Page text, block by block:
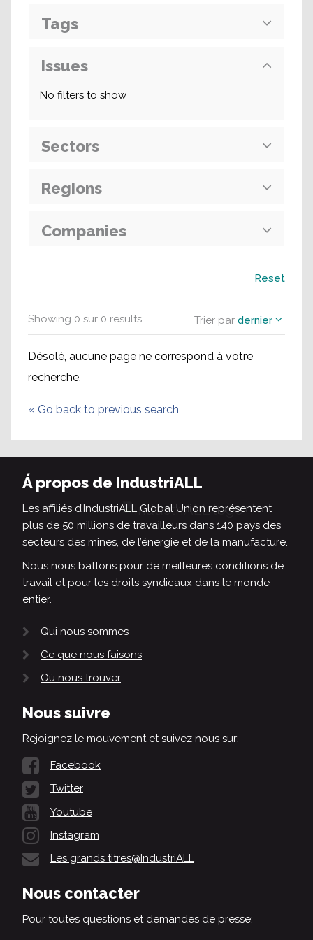
Showing 0 sur 0 results Trier par dernier
Désolé, aucune page ne correspond à votre
recherche.
« Go back to previous search
Tags
Issues
No filters to show
Sectors
Regions
Companies
Reset
Á propos de IndustriALL
Les affiliés d’IndustriALL Global Union représentent
plus de 50 millions de travailleurs dans 140 pays des
secteurs des mines, de l’énergie et de la manufacture.
Nous nous battons pour de meilleures conditions de
travail et pour les droits syndicaux dans le monde
entier.
Qui nous sommes
Ce que nous faisons
Où nous trouver
Nous suivre
Rejoignez le mouvement et suivez nous sur:
Facebook
Twitter
Youtube
Instagram
Les grands titres@IndustriALL
Nous contacter
Pour toutes questions et demandes de presse: